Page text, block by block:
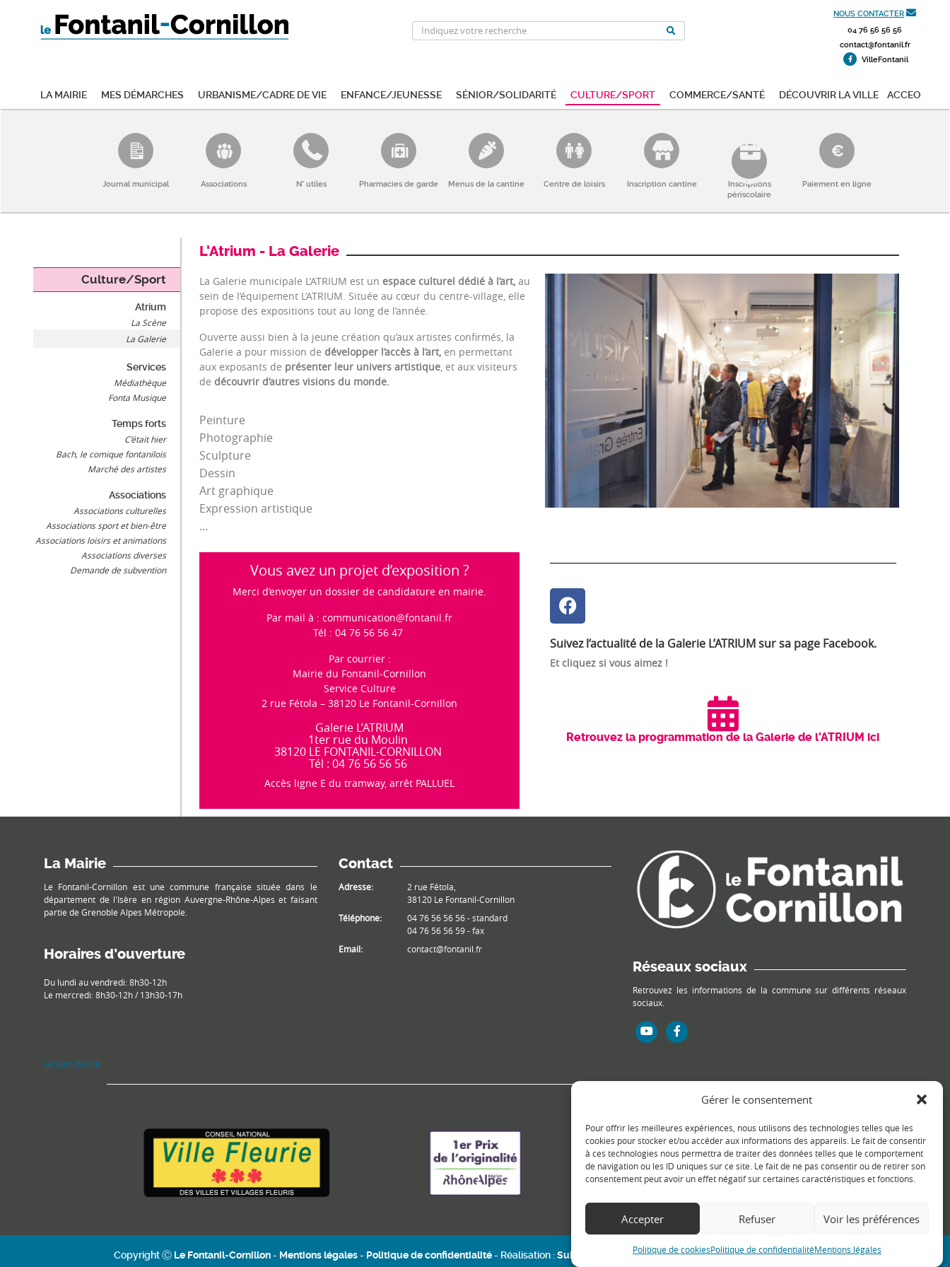
Gérer le consentement
Pour offrir les meilleures expériences, nous utilisons des technologies telles que les
cookies pour stocker et/ou accéder aux informations des appareils. Le fait de consentir
à ces technologies nous permettra de traiter des données telles que le comportement
de navigation ou les ID uniques sur ce site. Le fait de ne pas consentir ou de retirer son
consentement peut avoir un effet négatif sur certaines caractéristiques et fonctions.
Accepter Refuser Voir les préférences
Politique de cookiesPolitique de confidentialitéMentions légales
NOUS CONTACTER
04 76 56 56 56
contact@fontanil.fr
VilleFontanil
La mairie Mes démarches Urbanisme/Cadre de vie Enfance/Jeunesse Sénior/Solidarité Culture/Sport Commerce/Santé Découvrir la ville ACCEO
Journal municipal Associations N° utiles Pharmacies de garde Menus de la cantine Centre de loisirs Inscription cantine
Inscriptions
périscolaire
Paiement en ligne
Culture/Sport
Atrium
La Scène
La Galerie
Services
Médiathèque
Fonta Musique
Temps forts
C’était hier
Bach, le comique fontanilois
Marché des artistes
Associations
Associations culturelles
Associations sport et bien-être
Associations loisirs et animations
Associations diverses
Demande de subvention
L'Atrium - La Galerie
La Galerie municipale L’ATRIUM est un espace culturel dédié à l’art, au
sein de l’équipement L’ATRIUM. Située au cœur du centre-village, elle
propose des expositions tout au long de l’année.
Ouverte aussi bien à la jeune création qu’aux artistes confirmés, la
Galerie a pour mission dedévelopper l’accès à l’art, en permettant
aux exposants de présenter leur univers artistique , et aux visiteurs
dedécouvrir d’autres visions du monde.
Peinture
Photographie
Sculpture
Dessin
Art graphique
Expression artistique
…
Vous avez un projet d’exposition ?
Merci d’envoyer un dossier de candidature en mairie.
Par mail à :communication@fontanil.fr
Tél : 04 76 56 56 47
Par courrier :
Mairie du Fontanil-Cornillon
Service Culture
2 rue Fétola – 38120 Le Fontanil-Cornillon
Galerie L’ATRIUM
1ter rue du Moulin
38120 LE FONTANIL-CORNILLON
Tél : 04 76 56 56 56
Accès ligne E du tramway, arrêt PALLUEL
Suivez l’actualité de la Galerie L’ATRIUM sur sa page Facebook.
Et cliquez si vous aimez !
Retrouvez la programmation de la Galerie de l'ATRIUM ici
La Mairie
Le Fontanil-Cornillon est une commune française située dans le
département de l'Isère en région Auvergne-Rhône-Alpes et faisant
partie de Grenoble Alpes Métropole.
Horaires d’ouverture
Du lundi au vendredi: 8h30-12h
Le mercredi: 8h30-12h / 13h30-17h
Contact
Adresse:
2 rue Fétola,
38120 Le Fontanil-Cornillon
Téléphone:
04 76 56 56 56 - standard
04 76 56 56 59 - fax
Email:
contact@fontanil.fr
Réseaux sociaux
Retrouvez les informations de la commune sur différents réseaux
sociaux.
Le plan du site
Copyright Ⓒ Le Fontanil-Cornillon- Mentions légales- Politique de confidentialité- Réalisation :Sukellos - Agence web WordPress - Création de site internet